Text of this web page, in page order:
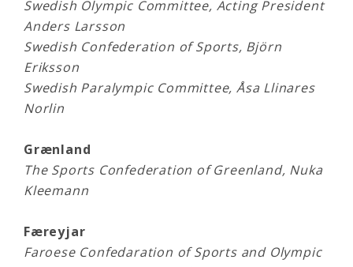
Swedish Olympic Committee, Acting President
Anders Larsson
Swedish Confederation of Sports, Björn
Eriksson
Swedish Paralympic Committee, Åsa Llinares
Norlin
Grænland
The Sports Confederation of Greenland, Nuka
Kleemann
Færeyjar
Faroese Confedaration of Sports and Olympic